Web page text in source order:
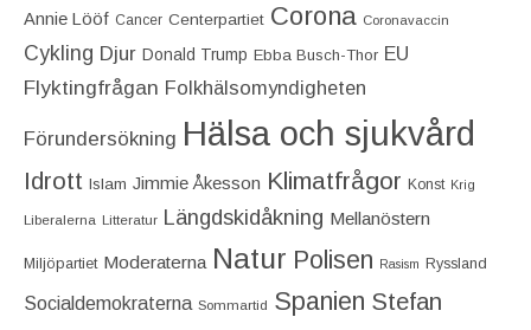
Annie Lööf Cancer Centerpartiet‎ Corona Coronavaccin
Cykling Djur Donald Trump Ebba Busch-Thor EU
Flyktingfrågan Folkhälsomyndigheten
Förundersökning Hälsa och sjukvård
Idrott Islam Jimmie Åkesson Klimatfrågor Konst Krig
Liberalerna Litteratur Längdskidåkning Mellanöstern
Miljöpartiet Moderaterna Natur Polisen Rasism Ryssland
Socialdemokraterna Sommartid Spanien Stefan